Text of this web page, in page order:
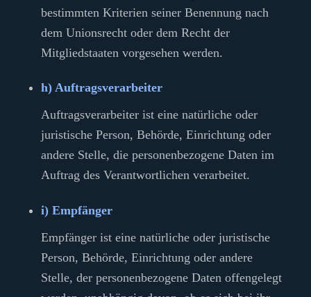
bestimmten Kriterien seiner Benennung nach
dem Unionsrecht oder dem Recht der
Mitgliedstaaten vorgesehen werden.
h) Auftragsverarbeiter
Auftragsverarbeiter ist eine natürliche oder
juristische Person, Behörde, Einrichtung oder
andere Stelle, die personenbezogene Daten im
Auftrag des Verantwortlichen verarbeitet.
i) Empfänger
Empfänger ist eine natürliche oder juristische
Person, Behörde, Einrichtung oder andere
Stelle, der personenbezogene Daten offengelegt